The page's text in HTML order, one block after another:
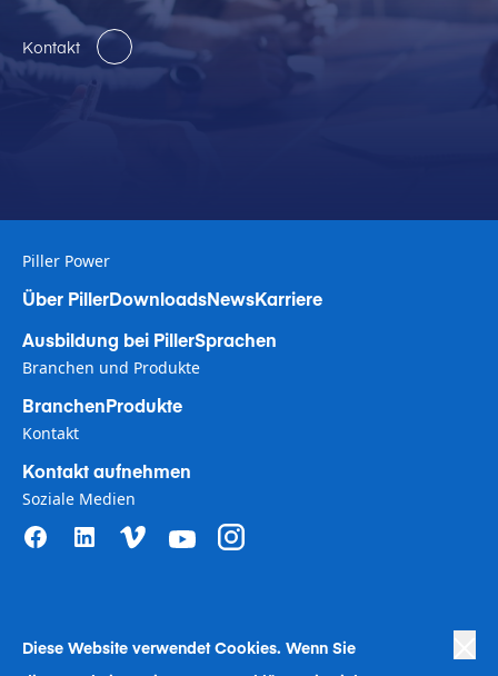
Diese Website verwendet Cookies. Wenn Sie
Kontakt
Piller Power
Über PillerDownloadsNewsKarriere
Ausbildung bei PillerSprachen
Branchen und Produkte
BranchenProdukte
Kontakt
Kontakt aufnehmen
Soziale Medien